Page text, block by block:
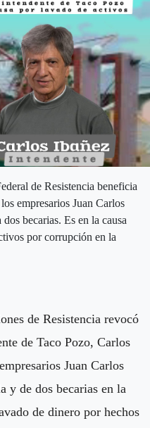
de Resistencia beneficia
empresarios Juan Carlos
becarias. Es en la causa
por corrupción en la
de Resistencia revocó
de Taco Pozo, Carlos
Juan Carlos
y de dos becarias en la
de dinero por hechos